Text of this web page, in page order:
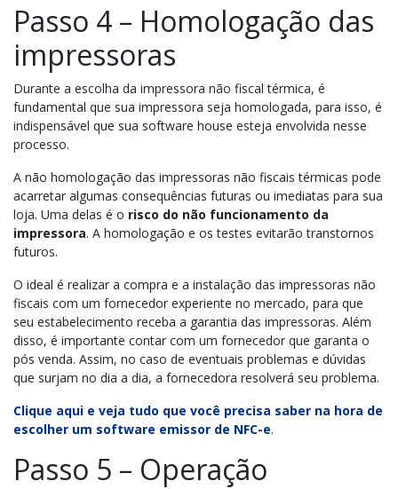
Passo 4 – Homologação das
impressoras
Durante a escolha da impressora não fiscal térmica, é
fundamental que sua impressora seja homologada, para isso, é
indispensável que sua software house esteja envolvida nesse
processo.
A não homologação das impressoras não fiscais térmicas pode
acarretar algumas consequências futuras ou imediatas para sua
loja. Uma delas é o risco do não funcionamento da
impressora. A homologação e os testes evitarão transtornos
futuros.
O ideal é realizar a compra e a instalação das impressoras não
fiscais com um fornecedor experiente no mercado, para que
seu estabelecimento receba a garantia das impressoras. Além
disso, é importante contar com um fornecedor que garanta o
pós venda. Assim, no caso de eventuais problemas e dúvidas
que surjam no dia a dia, a fornecedora resolverá seu problema.
Clique aqui e veja tudo que você precisa saber na hora de
escolher um software emissor de NFC-e.
Passo 5 – Operação